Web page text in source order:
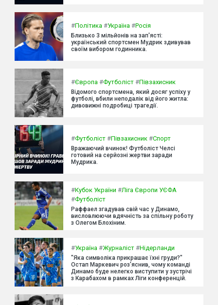
#Політика #Україна #Росія
Близько 3 мільйонів на зап'ясті:
український спортсмен Мудрик здивував
своїм вибором годинника.
#Європа #Футболіст #Півзахисник
Відомого спортсмена, який досяг успіху у
футболі, вбили неподалік від його житла:
дивовижні подробиці трагедії.
#Футболіст #Півзахисник #Спорт
Вражаючий вчинок! Футболіст Челсі
готовий на серйозні жертви заради
Мудрика.
#Кубок України #Ліга Європи УЄФА
#Футболіст
Раффаел згадував свій час у Динамо,
висловлюючи вдячність за спільну роботу
з Олегом Блохіним.
#Україна #Журналіст #Нідерланди
"Яка символіка прикрашає їхні груди?"
Остап Маркевич роз'яснив, чому команді
Динамо буде нелегко виступити у зустрічі
з Карабахом в рамках Ліги конференцій.